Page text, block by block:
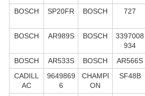
BOSCH
SP20FR BOSCH 727
BOSCH
AR989S BOSCH
3397008
934
BOSCH AR533S BOSCH AR566S
CADILL
AC
9649869
6
CHAMPI
ON
SF48B